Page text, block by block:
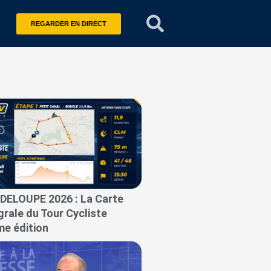
REGARDER EN DIRECT
2026 : La Carte
du Tour Cycliste
édition
P
a
g
e